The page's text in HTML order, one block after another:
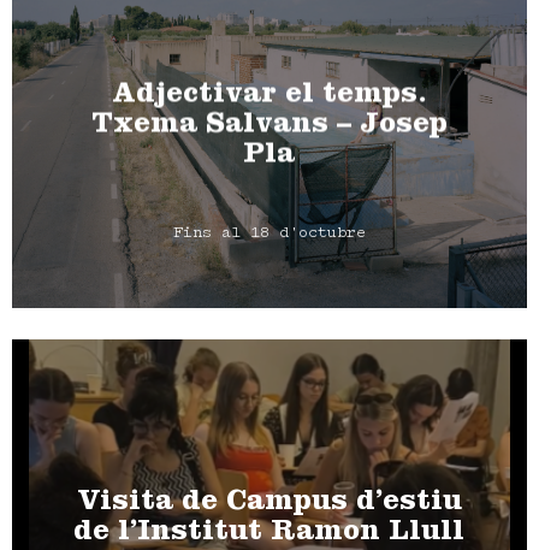
Adjectivar el temps.
Txema Salvans – Josep
Pla
Fins al 18 d'octubre
Visita de Campus d’estiu
de l’Institut Ramon Llull